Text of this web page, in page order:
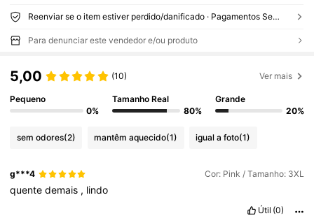
Reenviar se o item estiver perdido/danificado · Pagamentos Seguros · Proteção de privacidade
Para denunciar este vendedor e/ou produto
5,00 (10) Ver mais
Pequeno
0%
Tamanho Real
80%
Grande
20%
sem odores(2) mantêm aquecido(1) igual a foto(1)
g***4 Cor: Pink / Tamanho: 3XL
quentedemais , lindo
Útil (0)